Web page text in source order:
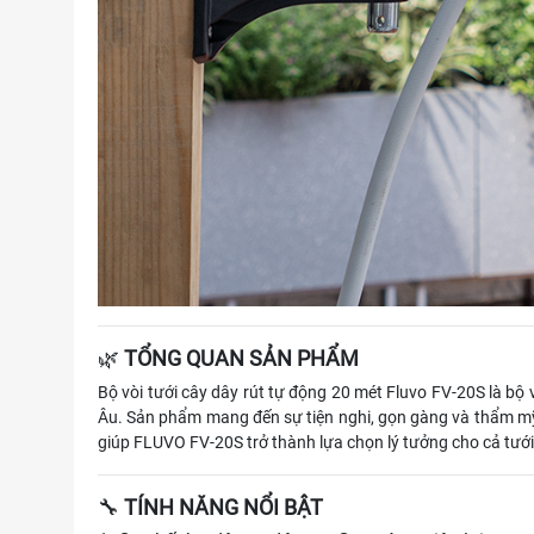
🌿 TỔNG QUAN SẢN PHẨM
Bộ vòi tưới cây dây rút tự động 20 mét Fluvo FV-20S là
Âu. Sản phẩm mang đến sự tiện nghi, gọn gàng và thẩm
giúp FLUVO FV-20S trở thành lựa chọn lý tưởng cho cả
🔧 TÍNH NĂNG NỔI BẬT